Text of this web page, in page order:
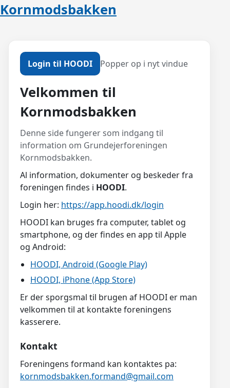
Kornmodsbakken
Login til HOODI Popper op i nyt vindue
Velkommen til
Kornmodsbakken
Denne side fungerer som indgang til
information om Grundejerforeningen
Kornmodsbakken.
Al information, dokumenter og beskeder fra
foreningen findes i HOODI.
Login her: https://app.hoodi.dk/login
HOODI kan bruges fra computer, tablet og
smartphone, og der findes en app til Apple
og Android:
HOODI, Android (Google Play)
HOODI, iPhone (App Store)
Er der sporgsmal til brugen af HOODI er man
velkommen til at kontakte foreningens
kasserere.
Kontakt
Foreningens formand kan kontaktes pa:
kornmodsbakken.formand@gmail.com